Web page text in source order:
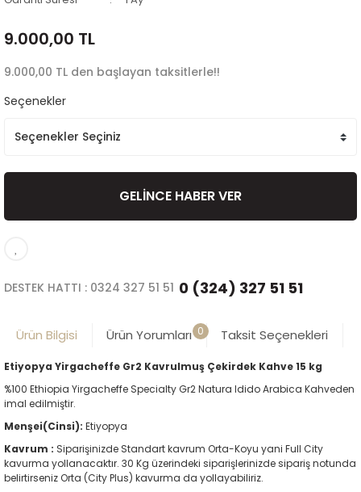
9.000,00 TL
9.000,00 TL den başlayan taksitlerle!!
Seçenekler
GELİNCE HABER VER
DESTEK HATTI : 0324 327 51 51 0 (324) 327 51 51
Ürün Bilgisi Ürün Yorumları 0 Taksit Seçenekleri
Etiyopya Yirgacheffe Gr2 Kavrulmuş Çekirdek Kahve 15 kg
%100 Ethiopia Yirgacheffe Specialty Gr2 Natura Idido Arabica Kahveden
imal edilmiştir.
Menşei(Cinsi): Etiyopya
Kavrum : Siparişinizde Standart kavrum Orta-Koyu yani Full City
kavurma yollanacaktır. 30 Kg üzerindeki siparişlerinizde sipariş notunda
belirtirseniz Orta (City Plus) kavurma da yollayabiliriz.